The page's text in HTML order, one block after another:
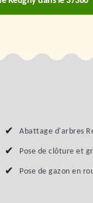
Abattage d'arbres
Pose de clôture et
Pose de gazon en